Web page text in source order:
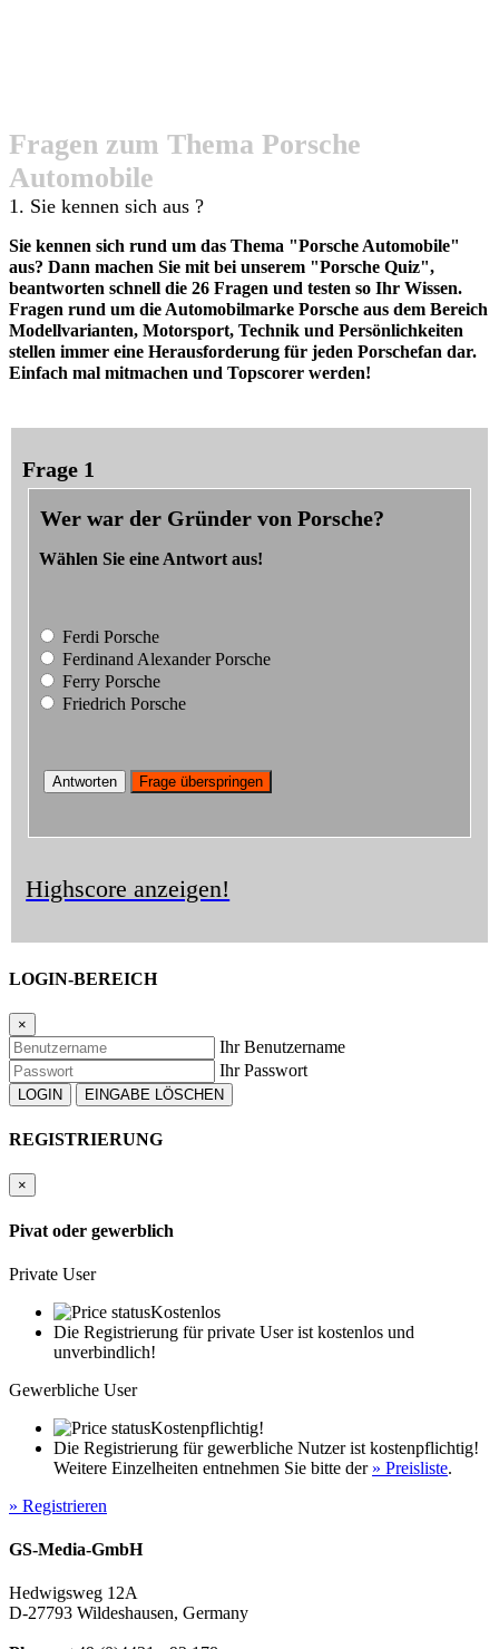
Fragen zum Thema Porsche
Automobile
1. Sie kennen sich aus ?
Sie kennen sich rund um das Thema "Porsche Automobile"
aus? Dann machen Sie mit bei unserem "Porsche Quiz",
beantworten schnell die 26 Fragen und testen so Ihr Wissen.
Fragen rund um die Automobilmarke Porsche aus dem Bereich
Modellvarianten, Motorsport, Technik und Persönlichkeiten
stellen immer eine Herausforderung für jeden Porschefan dar.
Einfach mal mitmachen und Topscorer werden!
Frage 1
Wer war der Gründer von Porsche?
Wählen Sie eine Antwort aus!
Ferdi Porsche
Ferdinand Alexander Porsche
Ferry Porsche
Friedrich Porsche
Highscore anzeigen!
LOGIN-BEREICH
×
Ihr Benutzername
Ihr Passwort
REGISTRIERUNG
×
Pivat oder gewerblich
Private User
Kostenlos
Die Registrierung für private User ist kostenlos und
unverbindlich!
Gewerbliche User
Kostenpflichtig!
Die Registrierung für gewerbliche Nutzer ist kostenpflichtig!
Weitere Einzelheiten entnehmen Sie bitte der » Preisliste.
» Registrieren
GS-Media-GmbH
Hedwigsweg 12A
D-27793 Wildeshausen, Germany